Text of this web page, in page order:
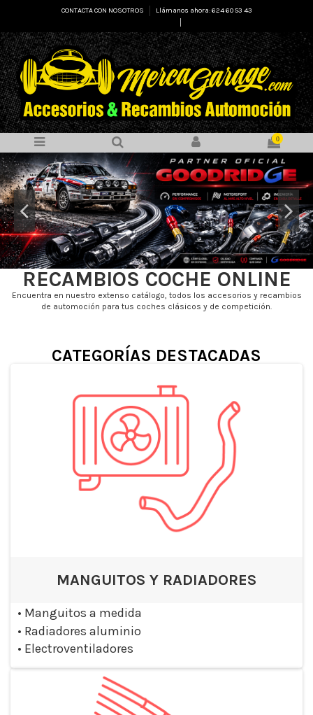
CONTACTA CON NOSOTROS
Llámanos ahora: 624 60 53 43
0
RECAMBIOS COCHE ONLINE
Encuentra en nuestro extenso catálogo, todos los accesorios y recambios
de automoción para tus coches clásicos y de competición.
CATEGORÍAS DESTACADAS
MANGUITOS Y RADIADORES
• Manguitos a medida
• Radiadores aluminio
• Electroventiladores